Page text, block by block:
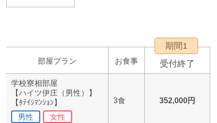
部屋プラン お食事
期間1
受付終了
学校寮相部屋
【ハイツ伊庄（男性）】
【ﾀﾃｲｼﾏﾝｼｮﾝ】
男性
女性
3食 352,000円